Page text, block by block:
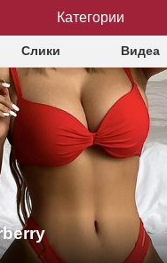
DrucillaArterberry
Слики Видеа
Категории